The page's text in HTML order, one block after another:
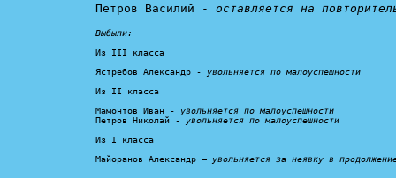
Петров Василий - оставляется на
Выбыли:
Из III класса
Ястребов Александр - увольняется по малоуспешности
Из II класса
Мамонтов Иван - увольняется по малоуспешности
Петров Николай - увольняется по малоуспешности
Из I класса
Майоранов Александр – увольняется за неявку в